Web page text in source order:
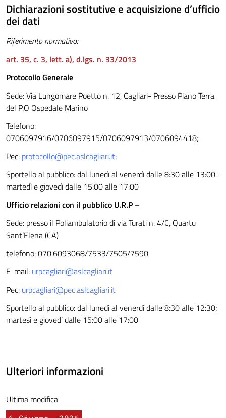
Dichiarazioni sostitutive e acquisizione d’ufficio
dei dati
Riferimento normativo:
art. 35, c. 3, lett. a), d.lgs. n. 33/2013
Protocollo Generale
Sede: Via Lungomare Poetto n. 12, Cagliari- Presso Piano Terra
del P.O Ospedale Marino
Telefono:
0706097916/0706097915/0706097913/0706094418;
Pec: protocollo@pec.aslcagliari.it;
Sportello al pubblico: dal lunedì al venerdì dalle 8:30 alle 13:00-
martedì e giovedì dalle 15:00 alle 17:00
Ufficio relazioni con il pubblico U.R.P –
Sede: presso il Poliambulatorio di via Turati n. 4/C, Quartu
Sant’Elena (CA)
telefono:070.6093068/7533/7505/7590
E-mail: urpcagliari@aslcagliari.it
Pec: urpcagliari@pec.aslcagliari.it
Sportello al pubblico: dal lunedì al venerdì dalle 8:30 alle 12:30;
martesì e gioved’ dalle 15:00 alle 17:00
Ulteriori informazioni
Ultima modifica